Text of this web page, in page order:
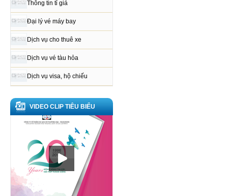
Thông tin tỉ giá
Đại lý vé máy bay
Dịch vụ cho thuê xe
Dịch vụ vé tàu hỏa
Dịch vụ visa, hộ chiếu
VIDEO CLIP TIÊU BIỂU